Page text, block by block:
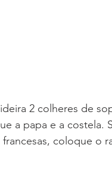
2 colheres de
a papa e a
coloque o